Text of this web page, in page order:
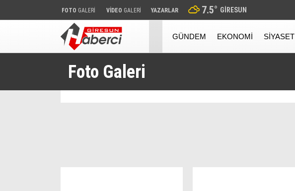
FOTO GALERİ VİDEO GALERİ YAZARLAR 7.5° GIRESUN
GÜNDEM EKONOMI SIYASET
Foto Galeri